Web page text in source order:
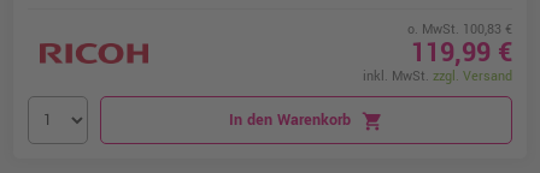
o. MwSt. 100,83 €
119,99 €
inkl. MwSt. zzgl. Versand
In den Warenkorb shopping_cart